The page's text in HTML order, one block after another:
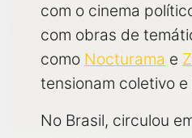
com o cinema
com obras de
como Nocturama e
tensionam coletivo e
No Brasil, circulou